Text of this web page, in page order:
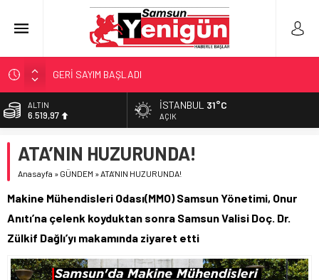
GERİ SAYIM BAŞLADI
SAMSUNSPOR’DA HEDEF 5’İNCİLİK!
‘BAFRA’YA YATIRIM YAPIN!’
YÖNETİCİ SEÇERKEN YAPILAN EN BÜYÜK HATALAR
ALTIN
6.519,97
13.798,82
DOLAR
55,0112
İSTANBUL 31°C
AÇIK
ATA’NIN HUZURUNDA!
Anasayfa » GÜNDEM »ATA’NIN HUZURUNDA!
Makine Mühendisleri Odası(MMO) Samsun Yönetimi, Onur
Anıtı’na çelenk koyduktan sonra Samsun Valisi Doç. Dr.
Zülkif Dağlı’yı makamında ziyaret etti